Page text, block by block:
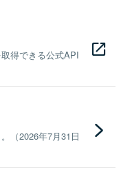
得できる公式API
（2026年7月31日